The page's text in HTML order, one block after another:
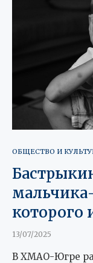
ОБЩЕСТВО И
которого
13/07/2025
В ХМАО-Югре